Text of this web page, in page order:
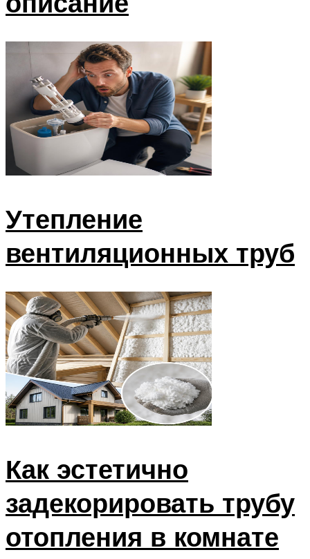
Утепление
вентиляционных труб
Как эстетично
задекорировать трубу
отопления в комнате